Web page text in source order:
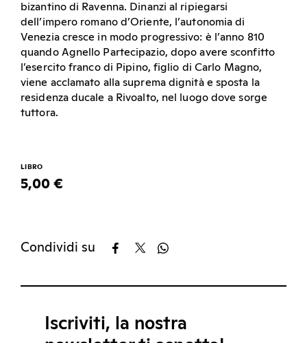
bizantino di Ravenna. Dinanzi al ripiegarsi
dell’impero romano d’Oriente, l’autonomia di
Venezia cresce in modo progressivo: è l’anno 810
quando Agnello Partecipazio, dopo avere sconfitto
l’esercito franco di Pipino, figlio di Carlo Magno,
viene acclamato alla suprema dignità e sposta la
residenza ducale a Rivoalto, nel luogo dove sorge
tuttora.
LIBRO
5,00 €
Condividi su
Iscriviti, la nostra